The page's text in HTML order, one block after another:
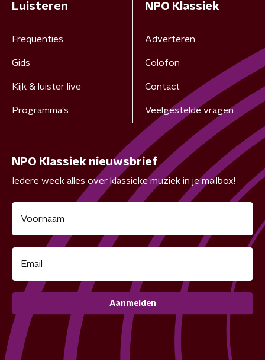
Luisteren
Frequenties
Gids
Kijk & luister live
Programma's
NPO Klassiek
Adverteren
Colofon
Contact
Veelgestelde vragen
NPO Klassiek nieuwsbrief
Iedere week alles over klassieke muziek in je mailbox!
Aanmelden